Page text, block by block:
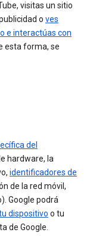
visitas un sitio
o ves
e interactúas con
esta forma, se
del
hardware, la
identificadores de
de la red móvil,
Google podrá
dispositivo o tu
de Google.